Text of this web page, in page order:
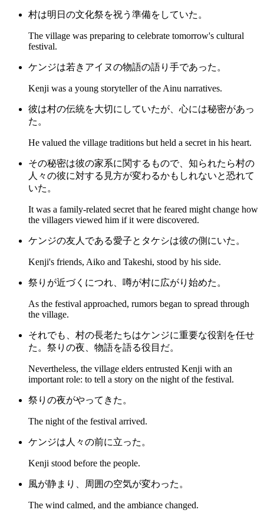
村は明日の文化祭を祝う準備をしていた。
The village was preparing to celebrate tomorrow's cultural
festival.
ケンジは若きアイヌの物語の語り手であった。
Kenji was a young storyteller of the Ainu narratives.
彼は村の伝統を大切にしていたが、心には秘密があっ
た。
He valued the village traditions but held a secret in his heart.
その秘密は彼の家系に関するもので、知られたら村の
人々の彼に対する見方が変わるかもしれないと恐れて
いた。
It was a family-related secret that he feared might change how
the villagers viewed him if it were discovered.
ケンジの友人である愛子とタケシは彼の側にいた。
Kenji's friends, Aiko and Takeshi, stood by his side.
祭りが近づくにつれ、噂が村に広がり始めた。
As the festival approached, rumors began to spread through
the village.
それでも、村の長老たちはケンジに重要な役割を任せ
た。祭りの夜、物語を語る役目だ。
Nevertheless, the village elders entrusted Kenji with an
important role: to tell a story on the night of the festival.
祭りの夜がやってきた。
The night of the festival arrived.
ケンジは人々の前に立った。
Kenji stood before the people.
風が静まり、周囲の空気が変わった。
The wind calmed, and the ambiance changed.